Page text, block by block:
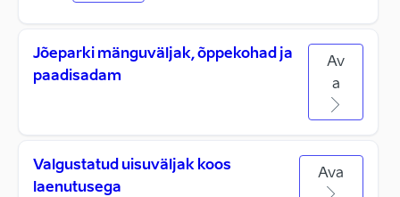
Jõeparki mänguväljak, õppekohad ja
paadisadam
Av
a
Valgustatud uisuväljak koos
laenutusega
Ava